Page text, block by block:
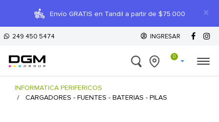
×
Envío GRATIS en Tandil a partir de $75.000
249 450 5474 INGRESAR
0
INFORMATICA PERIFERICOS
CARGADORES - FUENTES - BATERIAS - PILAS